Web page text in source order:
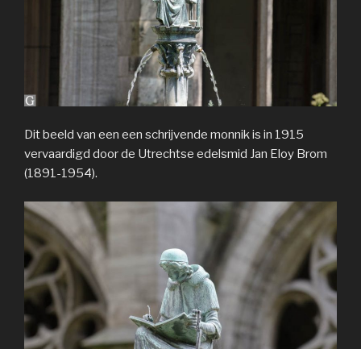
Dit beeld van een een schrijvende monnik is in 1915
vervaardigd door de Utrechtse edelsmid Jan Eloy Brom
(1891-1954).